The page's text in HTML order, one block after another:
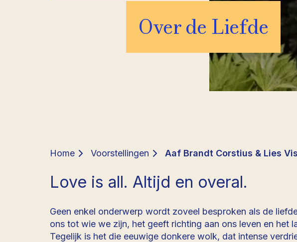
Over de Liefde
Home Voorstellingen Aaf Brandt Corstius & Lies
Love is all. Altijd en overal.
Geen enkel onderwerp wordt zoveel besproken als de
ons tot wie we zijn, het geeft richting aan ons leven en het
Tegelijk is het die eeuwige donkere wolk, dat intense